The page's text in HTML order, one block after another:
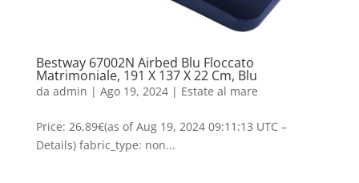
Bestway 67002N Airbed Blu Floccato
Matrimoniale, 191 X 137 X 22 Cm, Blu
da admin | Ago 19, 2024| Estate al mare
Price: 26,89€(as of Aug 19, 2024 09:11:13 UTC –
Details) fabric_type: non...